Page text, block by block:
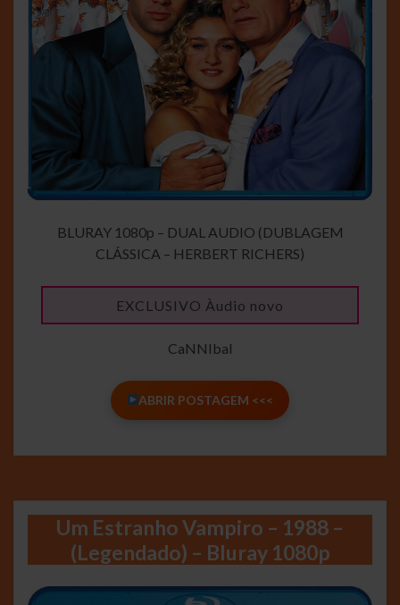
BLURAY 1080p – DUAL AUDIO (DUBLAGEM
CLÁSSICA – HERBERT RICHERS)
EXCLUSIVO Àudio novo
CaNNIbal
ABRIR POSTAGEM <<<
Um Estranho Vampiro – 1988 –
(Legendado) – Bluray 1080p